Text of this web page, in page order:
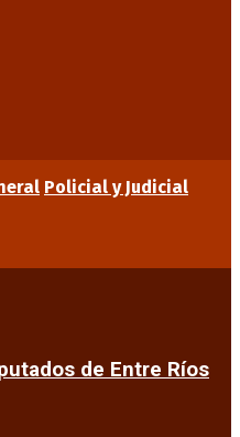
Policial y Judicial
de Entre Ríos